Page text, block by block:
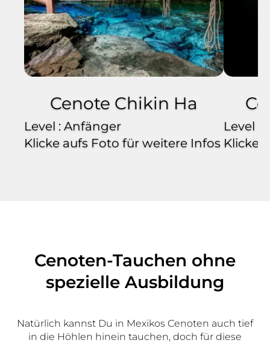
Cenote Chikin Ha
Level : Anfänger
Klicke aufs Foto für weitere Infos
Level :
Klicke
Cenoten-Tauchen ohne
spezielle Ausbildung
Natürlich kannst Du in Mexikos Cenoten auch tief
in die Höhlen hinein tauchen, doch für diese